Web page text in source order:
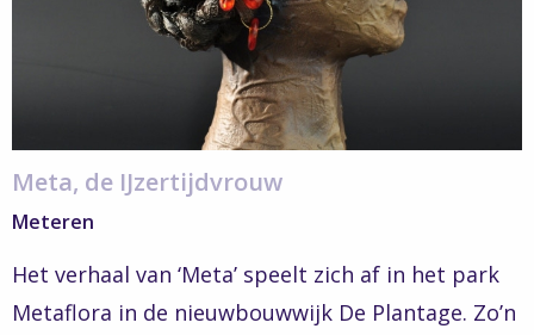
Meta, de IJzertijdvrouw
Meteren
Het verhaal van ‘Meta’ speelt zich af in het park
Metaflora in de nieuwbouwwijk De Plantage. Zo’n